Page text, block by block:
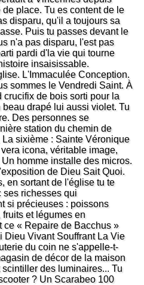
place. Tu es content de le
disparu, qu'il a toujours sa
Puis tu passes devant le
n'a pas disparu, l'est pas
pardi d'la vie qui tourne
insaisissable.
L'Immaculée Conception.
sommes le Vendredi Saint. À
crucifix de bois sorti pour la
drapé lui aussi violet. Tu
Des personnes se
station du chemin de
sixième : Sainte Véronique
icona, véritable image,
homme installe des micros.
de Dieu Sait Quoi.
en sortant de l'église tu te
ses richesses qui
si précieuses : poissons
fruits et légumes en
ce « Repaire de Bacchus »
Dieu Vivant Souffrant La Vie
du coin ne s'appelle-t-
de décor de la maison
des luminaires... Tu
? Un Scarabeo 100